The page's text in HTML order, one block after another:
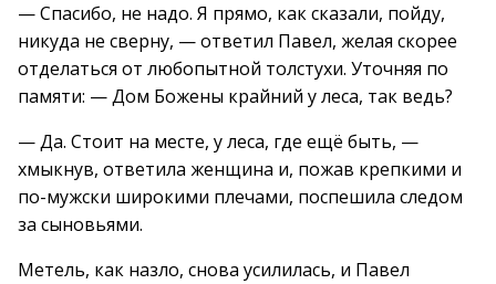
— Спасибо, не надо. Я прямо, как сказали, пойду,
никуда не сверну, — ответил Павел, желая скорее
отделаться от любопытной толстухи. Уточняя по
памяти: — Дом Божены крайний у леса, так ведь?
— Да. Стоит на месте, у леса, где ещё быть, —
хмыкнув, ответила женщина и, пожав крепкими и
по-мужски широкими плечами, поспешила следом
за сыновьями.
Метель, как назло, снова усилилась, и Павел